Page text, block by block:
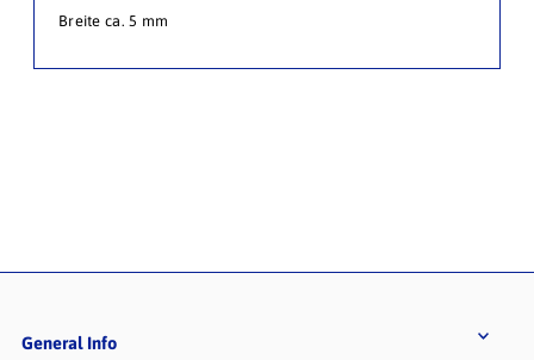
Breite ca. 5 mm
General Info